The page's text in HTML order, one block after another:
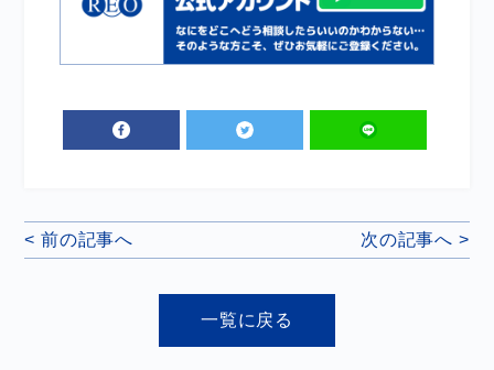
< 前の記事へ 次の記事へ >
一覧に戻る